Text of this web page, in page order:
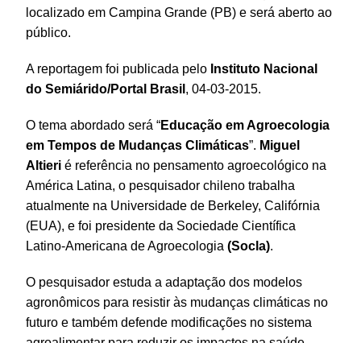
localizado em Campina Grande (PB) e será aberto ao
público.
A reportagem foi publicada pelo Instituto Nacional
do Semiárido/Portal Brasil , 04-03-2015.
O tema abordado será “Educação em Agroecologia
em Tempos de Mudanças Climáticas”. Miguel
Altieri é referência no pensamento agroecológico na
América Latina, o pesquisador chileno trabalha
atualmente na Universidade de Berkeley, Califórnia
(EUA), e foi presidente da Sociedade Científica
Latino-Americana de Agroecologia (Socla).
O pesquisador estuda a adaptação dos modelos
agronômicos para resistir às mudanças climáticas no
futuro e também defende modificações no sistema